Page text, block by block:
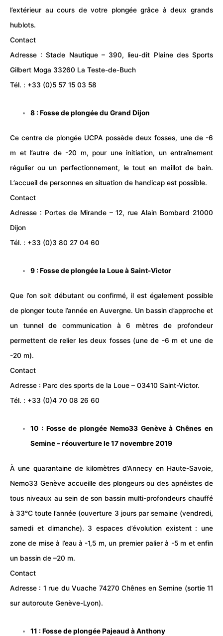
l’extérieur au cours de votre plongée grâce à deux grands
hublots.
Contact
Adresse : Stade Nautique – 390, lieu-dit Plaine des Sports
Gilbert Moga 33260 La Teste-de-Buch
Tél. : +33 (0)5 57 15 03 58
8 : Fosse de plongée duGrand Dijon
Ce centre de plongée UCPA possède deux fosses, une de -6
m et l’autre de -20 m, pour une initiation, un entraînement
régulier ou un perfectionnement, le tout en maillot de bain.
L’accueil de personnes en situation de handicap est possible.
Contact
Adresse : Portes de Mirande – 12, rue Alain Bombard 21000
Dijon
Tél. : +33 (0)3 80 27 04 60
9 : Fosse de plongéela Loueà Saint-Victor
Que l’on soit débutant ou confirmé, il est également possible
de plonger toute l’année en Auvergne. Un bassin d’approche et
un tunnel de communication à 6 mètres de profondeur
permettent de relier les deux fosses (une de -6 m et une de
-20 m).
Contact
Adresse : Parc des sports de la Loue – 03410 Saint-Victor.
Tél. : +33 (0)4 70 08 26 60
10 : Fosse de plongée Nemo33 Genèveà Chênes en
Semine – réouverture le 17 novembre 2019
À une quarantaine de kilomètres d’Annecy en Haute-Savoie,
Nemo33 Genève accueille des plongeurs ou des apnéistes de
tous niveaux au sein de son bassin multi-profondeurs chauffé
à 33°C toute l’année (ouverture 3 jours par semaine (vendredi,
samedi et dimanche). 3 espaces d’évolution existent : une
zone de mise à l’eau à -1,5 m, un premier palier à -5 m et enfin
un bassin de –20 m.
Contact
Adresse : 1 rue du Vuache 74270 Chênes en Semine (sortie 11
sur autoroute Genève-Lyon).
11 : Fosse de plongée Pajeaud à Anthony